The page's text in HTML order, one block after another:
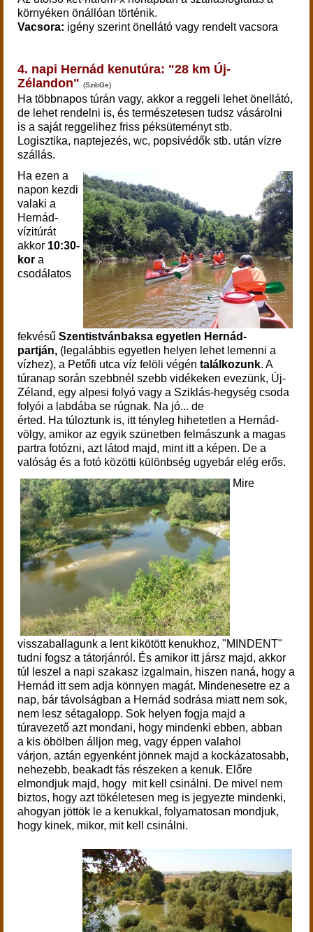
környéken önállóan történik.
Vacsora: igény szerint önellátó vagy rendelt vacsora
4. napi Hernád kenutúra: "28 km Új-
Zélandon" (SzibGe)
Ha többnapos túrán vagy, akkor a reggeli lehet önellátó,
de lehet rendelni is, és természetesen tudsz vásárolni
is a saját reggelihez friss péksüteményt stb.
Logisztika, naptejezés, wc, popsivédők stb. után vízre
szállás.
Ha ezen a
napon kezdi
valaki a
Hernád-
vízitúrát
akkor 10:30-
kor a
csodálatos
fekvésű Szentistvánbaksa egyetlen Hernád-
partján, (legalábbis egyetlen helyen lehet lemenni a
vízhez), a Petőfi utca víz felöli végén találkozunk. A
túranap során szebbnél szebb vidékeken evezünk, Új-
Zéland, egy alpesi folyó vagy a Sziklás-hegység csoda
folyói a labdába se rúgnak. Na jó... de
érted. Ha túloztunk is, itt tényleg hihetetlen a Hernád-
völgy, amikor az egyik szünetben felmászunk a magas
partra fotózni, azt látod majd, mint itt a képen. De a
valóság és a fotó közötti különbség ugyebár elég erős.
Mire
visszaballagunk a lent kikötött kenukhoz, "MINDENT"
tudni fogsz a tátorjánról. És amikor itt jársz majd, akkor
túl leszel a napi szakasz izgalmain, hiszen naná, hogy a
Hernád itt sem adja könnyen magát. Mindenesetre ez a
nap, bár távolságban a Hernád sodrása miatt nem sok,
nem lesz sétagalopp. Sok helyen fogja majd a
túravezető azt mondani, hogy mindenki ebben, abban
a kis öbölben álljon meg, vagy éppen valahol
várjon, aztán egyenként jönnek majd a kockázatosabb,
nehezebb, beakadt fás részeken a kenuk. Előre
elmondjuk majd, hogy mit kell csinálni. De mivel nem
biztos, hogy azt tökéletesen meg is jegyezte mindenki,
ahogyan jöttök le a kenukkal, folyamatosan mondjuk,
hogy kinek, mikor, mit kell csinálni.